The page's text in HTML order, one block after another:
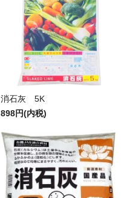
消石灰 5K
898円(内税)